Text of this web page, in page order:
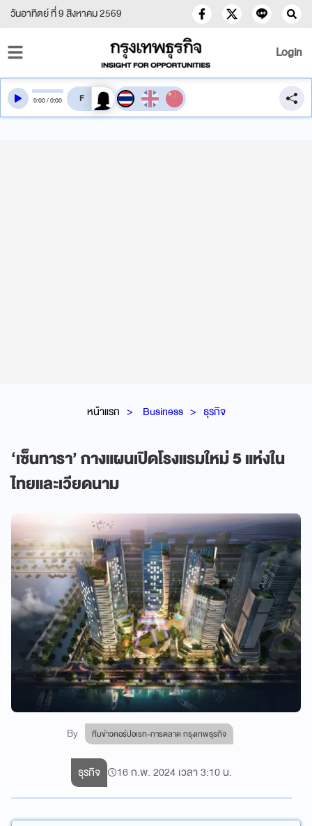
วันอาทิตย์ ที่ 9 สิงหาคม 2569
Login
หน้าแรก Business ธุรกิจ
‘เซ็นทารา’ กางแผนเปิดโรงแรมใหม่ 5 แห่งใน
ไทยและเวียดนาม
By ทีมข่าวคอร์ปอเรท-การตลาด กรุงเทพธุรกิจ
0:00/0:00 สลับเสียงอ่าน
ธุรกิจ 16 ก.พ. 2024 เวลา 3:10 น.